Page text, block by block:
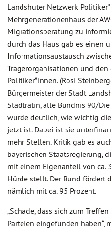
Landshuter Netzwerk
Mehrgenerationenhaus der
Migrationsberatung zu
durch das Haus gab es einen
Informationsaustausch
Trägerorganisationen und den
Politiker*innen. (Rosi
Bürgermeister der Stadt
Stadträtin, alle Bündnis 90/Die
wurde deutlich, wie wichtig
jetzt ist. Dabei ist sie
mehr Stellen. Kritik gab es
bayerischen Staatsregierung,
mit einem Eigenanteil von ca.
Hürde stellt. Der Bund fördert
nämlich mit ca. 95 Prozent.
„Schade, dass sich zum
Parteien eingefunden haben“,